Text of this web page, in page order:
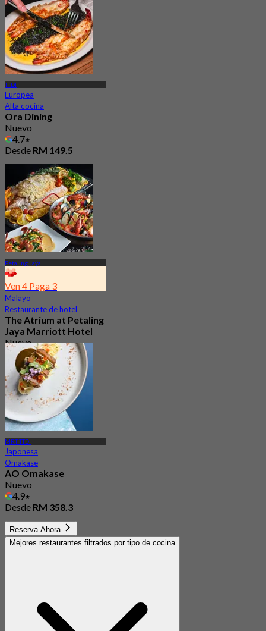
TTDI
Europea
Alta cocina
Ora Dining
Nuevo
4.7
Desde RM 149.5
Petaling Jaya
Ven 4 Paga 3
Malayo
Restaurante de hotel
The Atrium at Petaling
Jaya Marriott Hotel
Nuevo
DesdeRM 98
MRT TTDI
Japonesa
Omakase
AO Omakase
Nuevo
4.9
Desde RM 358.3
Reserva Ahora
Mejores restaurantes filtrados por tipo de cocina